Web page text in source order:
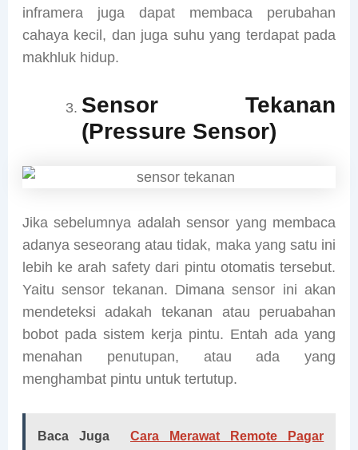
inframera juga dapat membaca perubahan
cahaya kecil, dan juga suhu yang terdapat pada
makhluk hidup.
Sensor Tekanan
(Pressure Sensor)
Jika sebelumnya adalah sensor yang membaca
adanya seseorang atau tidak, maka yang satu ini
lebih ke arah safety dari pintu otomatis tersebut.
Yaitu sensor tekanan. Dimana sensor ini akan
mendeteksi adakah tekanan atau peruabahan
bobot pada sistem kerja pintu. Entah ada yang
menahan penutupan, atau ada yang
menghambat pintu untuk tertutup.
Baca Juga
Cara Merawat Remote Pagar